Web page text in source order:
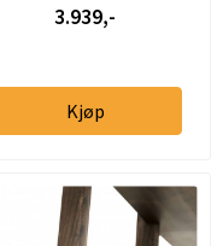
3.939,-
Kjøp